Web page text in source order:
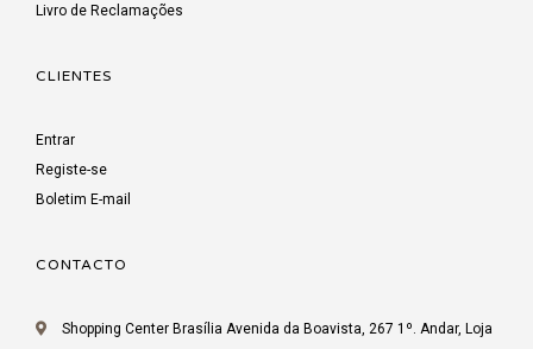
Livro de Reclamações
CLIENTES
Entrar
Registe-se
Boletim E-mail
CONTACTO
Shopping Center Brasília Avenida da Boavista, 267 1º. Andar, Loja